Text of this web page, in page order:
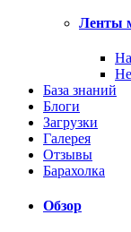
Ленты
База знаний
Блоги
Загрузки
Галерея
Отзывы
Барахолка
Обзор